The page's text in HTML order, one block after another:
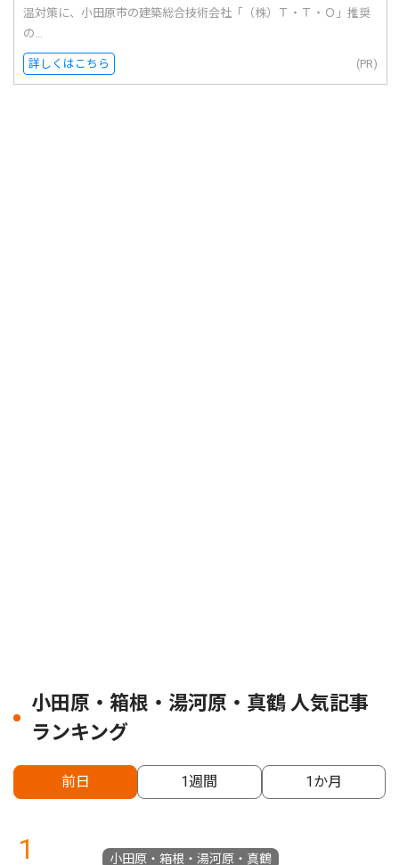
温対策に、小田原市の建築総合技術会社「（株）Ｔ・Ｔ・Ｏ」推奨
の...
詳しくはこちら (PR)
小田原・箱根・湯河原・真鶴 人気記事
ランキング
前日 1週間 1か月
1 小田原・箱根・湯河原・真鶴